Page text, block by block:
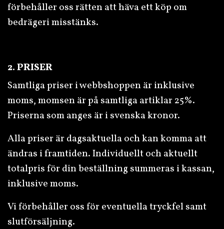
förbehåller oss rätten att häva ett köp om
bedrägeri misstänks.
2. PRISER
Samtliga priser i webbshoppen är inklusive
moms, momsen är på samtliga artiklar 25%.
Priserna som anges är i svenska kronor.
Alla priser är dagsaktuella och kan komma att
ändras i framtiden. Individuellt och aktuellt
totalpris för din beställning summeras i kassan,
inklusive moms.
Vi förbehåller oss för eventuella tryckfel samt
slutförsäljning.